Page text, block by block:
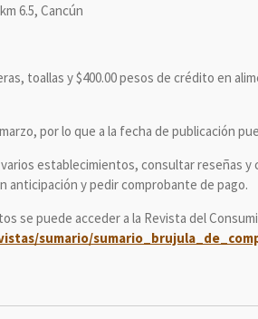
6.5, Cancún
toallas y $400.00 pesos de crédito en
por lo que a la fecha de publicación
establecimientos, consultar reseñas y
anticipación y pedir comprobante de pago.
se puede acceder a la Revista del
sumario/